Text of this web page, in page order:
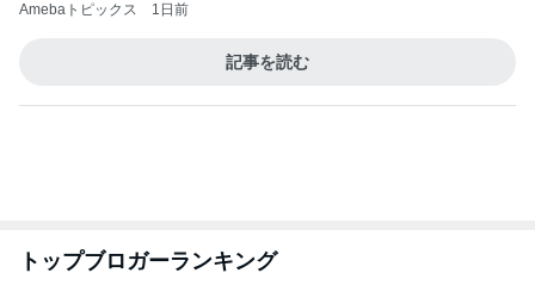
Amebaトピックス 1日前
記事を読む
トップブロガーランキング